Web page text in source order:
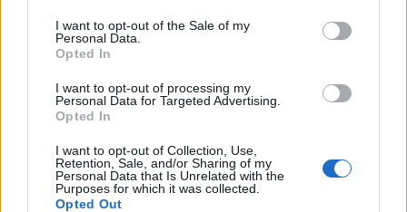
consent section.
I want to opt-out of the Sale of my
Personal Data.
Opted In
I want to opt-out of processing my
Personal Data for Targeted Advertising.
Opted In
I want to opt-out of Collection, Use,
Retention, Sale, and/or Sharing of my
Personal Data that Is Unrelated with the
Purposes for which it was collected.
Opted Out
Tartalommarketing - Honlapajánló
homo_ludens•2016. augusztus 23.